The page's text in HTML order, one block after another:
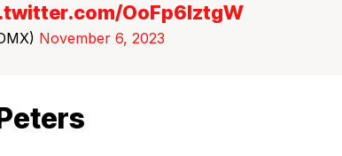
OoFp6lztgW
November 6, 2023